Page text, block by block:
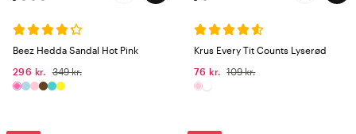
Beez Hedda Sandal Hot Pink
296 kr.
349 kr.
Krus Every Tit Counts Lyserød
76 kr.
109 kr.